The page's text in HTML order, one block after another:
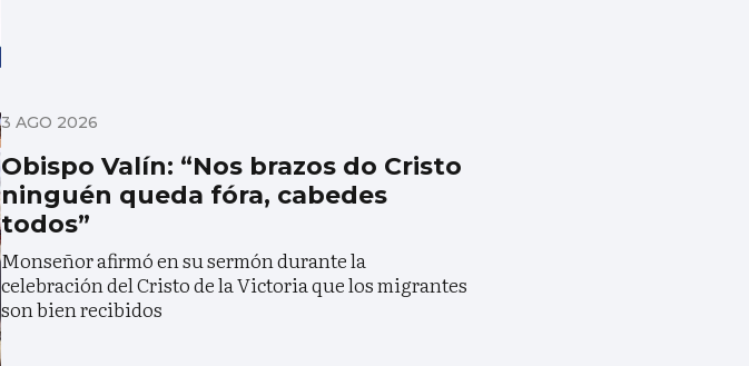
3 AGO 2026
Obispo Valín: “Nos brazos do Cristo
ninguén queda fóra, cabedes
todos”
Monseñor afirmó en su sermón durante la
celebración del Cristo de la Victoria que los migrantes
son bien recibidos